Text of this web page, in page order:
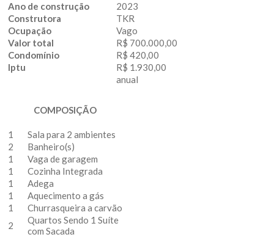
Ano de construção
2023
Construtora
TKR
Ocupação
Vago
Valor total
R$ 700.000,00
Condomínio
R$ 420,00
Iptu
R$ 1.930,00
anual
COMPOSIÇÃO
1
Sala para 2 ambientes
2
Banheiro(s)
1
Vaga de garagem
1
Cozinha Integrada
1
Adega
1
Aquecimento a gás
1
Churrasqueira a carvão
2
Quartos Sendo 1 Suíte
com Sacada